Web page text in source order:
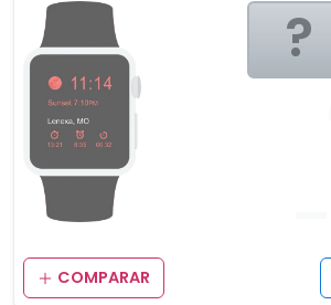
?
COMPARAR